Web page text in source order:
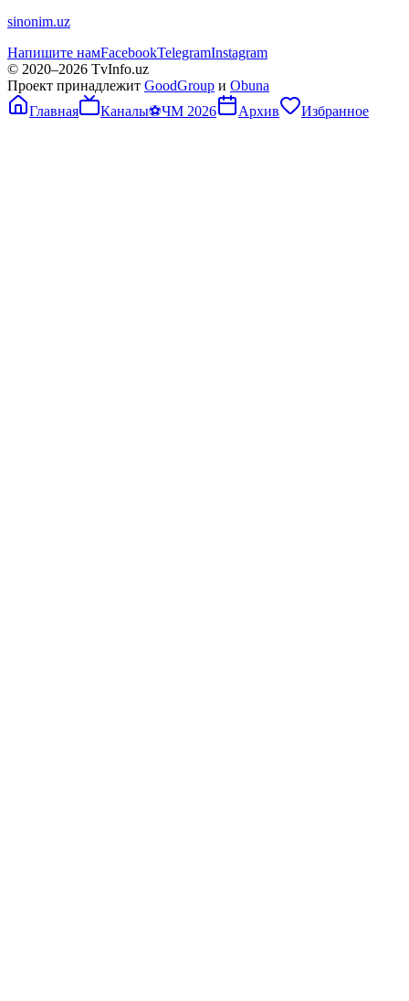
sinonim.uz
Напишите намFacebookTelegramInstagram
© 2020–2026 TvInfo.uz
Проект принадлежит GoodGroup и Obuna
Главная
Каналы⚽ЧМ 2026 Архив Избранное